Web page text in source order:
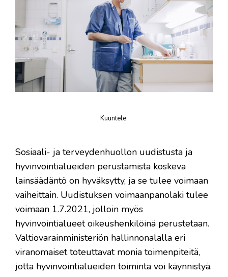
Kuuntele:
Sosiaali- ja terveydenhuollon uudistusta ja
hyvinvointialueiden perustamista koskeva
lainsäädäntö on hyväksytty, ja se tulee voimaan
vaiheittain. Uudistuksen voimaanpanolaki tulee
voimaan 1.7.2021, jolloin myös
hyvinvointialueet oikeushenkilöinä perustetaan.
Valtiovarainministeriön hallinnonalalla eri
viranomaiset toteuttavat monia toimenpiteitä,
jotta hyvinvointialueiden toiminta voi käynnistyä.